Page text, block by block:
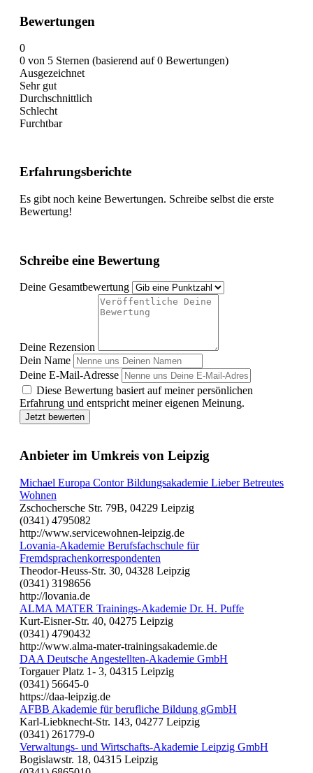
Bewertungen
0
0 von 5 Sternen (basierend auf 0 Bewertungen)
Ausgezeichnet
Sehr gut
Durchschnittlich
Schlecht
Furchtbar
Erfahrungsberichte
Es gibt noch keine Bewertungen. Schreibe selbst die erste
Bewertung!
Schreibe eine Bewertung
Deine Gesamtbewertung
Deine Rezension
Dein Name
Deine E-Mail-Adresse
Diese Bewertung basiert auf meiner persönlichen
Erfahrung und entspricht meiner eigenen Meinung.
Jetzt bewerten
Anbieter im Umkreis von Leipzig
Michael Europa Contor Bildungsakademie Lieber Betreutes
Wohnen
Zschochersche Str. 79B, 04229 Leipzig
(0341) 4795082
http://www.servicewohnen-leipzig.de
Lovania-Akademie Berufsfachschule für
Fremdsprachenkorrespondenten
Theodor-Heuss-Str. 30, 04328 Leipzig
(0341) 3198656
http://lovania.de
ALMA MATER Trainings-Akademie Dr. H. Puffe
Kurt-Eisner-Str. 40, 04275 Leipzig
(0341) 4790432
http://www.alma-mater-trainingsakademie.de
DAA Deutsche Angestellten-Akademie GmbH
Torgauer Platz 1- 3, 04315 Leipzig
(0341) 56645-0
https://daa-leipzig.de
AFBB Akademie für berufliche Bildung gGmbH
Karl-Liebknecht-Str. 143, 04277 Leipzig
(0341) 261779-0
Verwaltungs- und Wirtschafts-Akademie Leipzig GmbH
Bogislawstr. 18, 04315 Leipzig